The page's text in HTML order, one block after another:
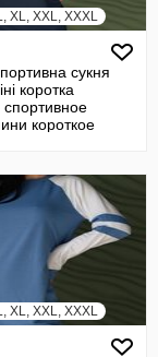
XL, XXL, XXXL
сукня
коротка
короткое
XL, XXL, XXXL